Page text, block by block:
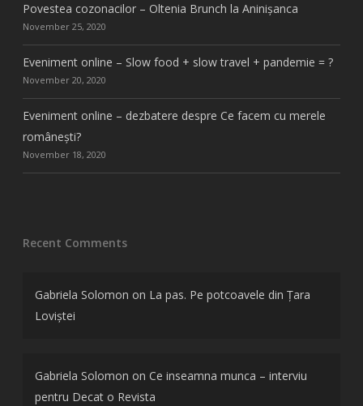
Povestea cozonacilor – Oltenia Brunch la Aninișanca
November 25, 2020
Eveniment online – Slow food + slow travel + pandemie = ?
November 20, 2020
Eveniment online – dezbatere despre Ce facem cu merele
românești?
November 18, 2020
Recent Comments
Gabriela Solomon on La pas. Pe potcoavele din Țara
Loviștei
Gabriela Solomon on Ce inseamna munca – interviu
pentru Decat o Revista